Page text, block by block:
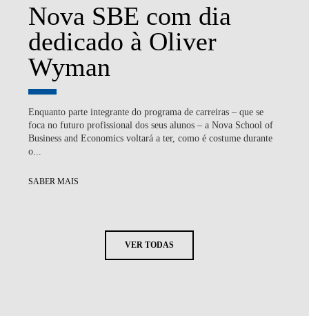
Nova SBE com dia
dedicado à Oliver
Wyman
Enquanto parte integrante do programa de carreiras – que se
foca no futuro profissional dos seus alunos – a Nova School of
Business and Economics voltará a ter, como é costume durante
o...
SABER MAIS
VER TODAS